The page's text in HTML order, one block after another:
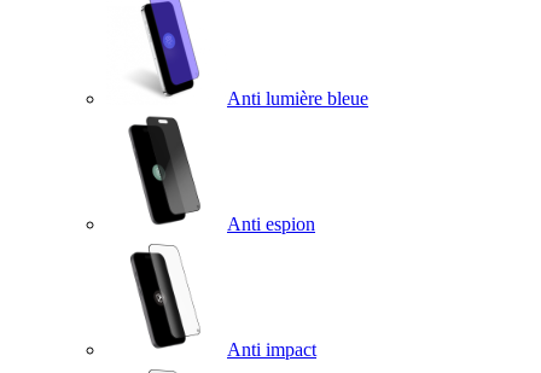
Anti lumière bleue
Anti espion
Anti impact